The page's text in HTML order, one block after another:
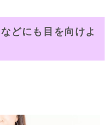
どにも目を向けよ